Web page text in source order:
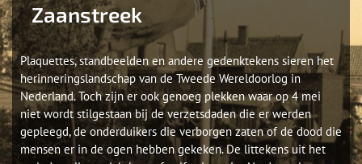
Zaanstreek
Plaquettes, standbeelden en andere gedenktekens sieren het
herinneringslandschap van de Tweede Wereldoorlog in
Nederland. Toch zijn er ook genoeg plekken waar op 4 mei
niet wordt stilgestaan bij de verzetsdaden die er werden
gepleegd, de onderduikers die verborgen zaten of de dood die
mensen er in de ogen hebben gekeken. De littekens uit het